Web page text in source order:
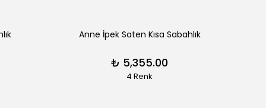
Anne İpek Saten Kısa Sabahlık
₺ 5,355.00
4 Renk